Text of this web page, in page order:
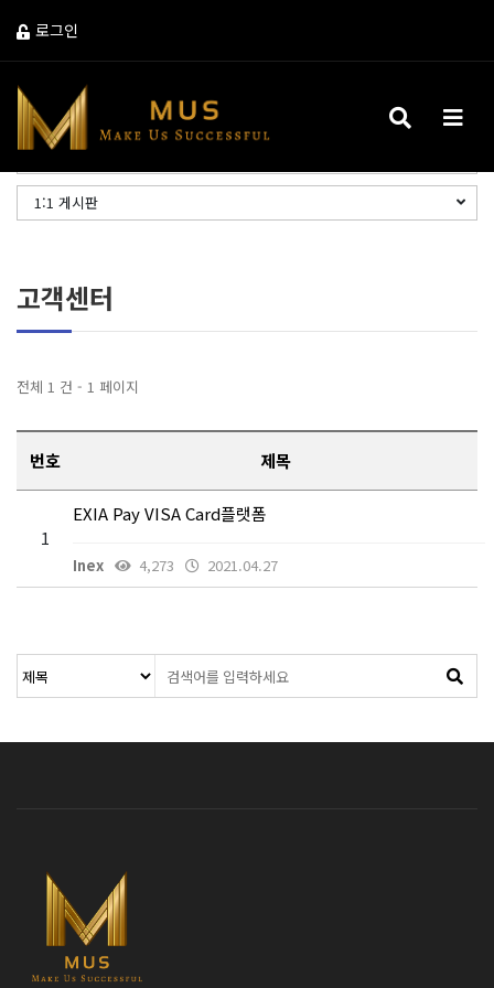
로그인
검색 버튼메뉴
CONTACT US
1:1 게시판
고객센터
전체 1 건 - 1 페이지
번호 제목
1
EXIA Pay VISA Card플랫폼
Inex 4,273 2021.04.27